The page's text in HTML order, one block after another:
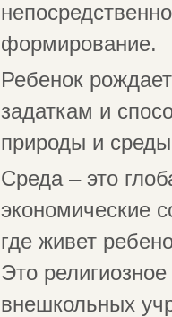
формирование.
Ребенок
задаткам и
природы и
Среда – это
экономические
где живет
Это
внешкольных